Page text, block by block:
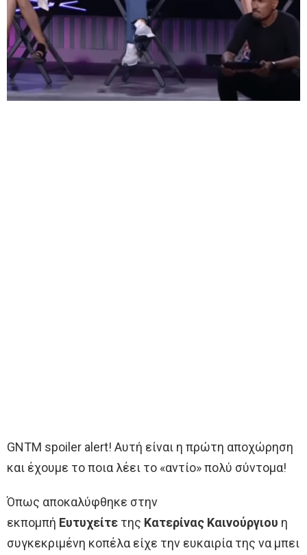
GNTM spoiler alert! Αυτή είναι η πρώτη αποχώρηση
και έχουμε το ποια λέει το «αντίο» πολύ σύντομα!
Όπως αποκαλύφθηκε στην
εκπομπή Ευτυχείτε της Κατερίνας Καινούργιου η
συγκεκριμένη κοπέλα είχε την ευκαιρία της να μπει